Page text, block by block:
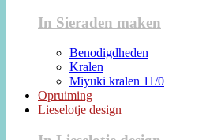
In Sieraden maken
Benodigdheden
Kralen
Miyuki kralen 11/0
Opruiming
Lieselotje design